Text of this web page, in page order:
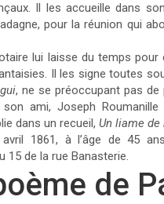
Il les accueille dans
pour la réunion qui
lui laisse du temps
Il les signe toutes
, ne se préoccupant pas de
ami, Joseph
dans un recueil, Un liame de
1861, à l’âge de 45
15 de la rue Banasterie.
de